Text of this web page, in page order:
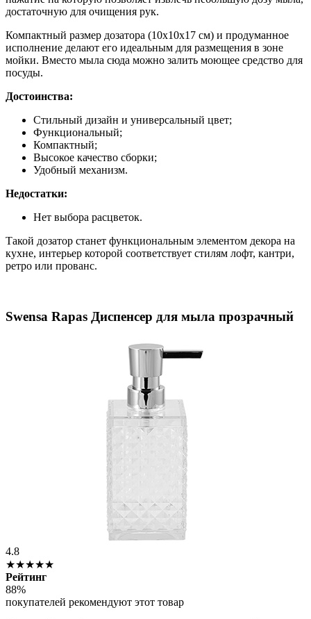
достаточную для очищения рук.
Компактный размер дозатора (10х10х17 см) и продуманное
исполнение делают его идеальным для размещения в зоне
мойки. Вместо мыла сюда можно залить моющее средство для
посуды.
Достоинства:
Стильный дизайн и универсальный цвет;
Функциональный;
Компактный;
Высокое качество сборки;
Удобный механизм.
Недостатки:
Нет выбора расцветок.
Такой дозатор станет функциональным элементом декора на
кухне, интерьер которой соответствует стилям лофт, кантри,
ретро или прованс.
Swensa Rapas Диспенсер для мыла прозрачный
4.8
★★★★★
Рейтинг
88%
покупателей рекомендуют этот товар